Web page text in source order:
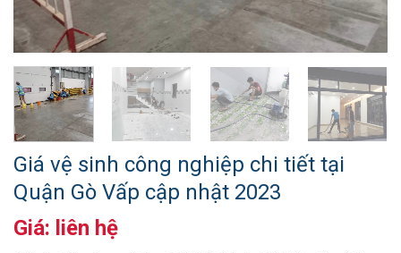
Giá vệ sinh công nghiệp chi tiết tại
Quận Gò Vấp cập nhật 2023
Giá: liên hệ